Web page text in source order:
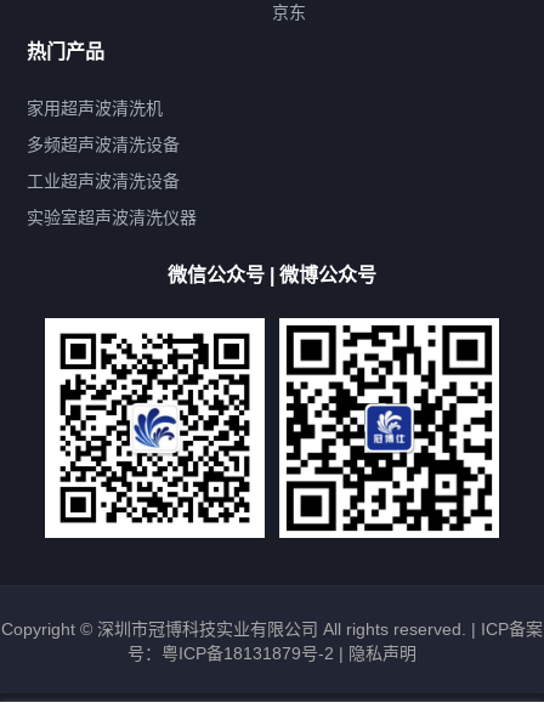
产品标签
鼓泡 升降 抛动
带加热
功率可调
双波脱气
机械旋钮系列
厨具清洗机
超声波振板
高尔夫球杆清洗机
大型单槽带过滤系列
全自动/半自动系列
客户定制非标机参考
双槽三槽四槽五槽多槽系列
轮胎清洗机
多频 扫频
文章标签
超声波清洗机定制
超声波清洗机除油污
超声波清洗机除锈
超声波清洗机洗眼镜
京东
热门产品
家用超声波清洗机
多频超声波清洗设备
工业超声波清洗设备
实验室超声波清洗仪器
微信公众号 | 微博公众号
Copyright © 深圳市冠博科技实业有限公司 All rights reserved. | ICP备案
号：粤ICP备18131879号-2 | 隐私声明